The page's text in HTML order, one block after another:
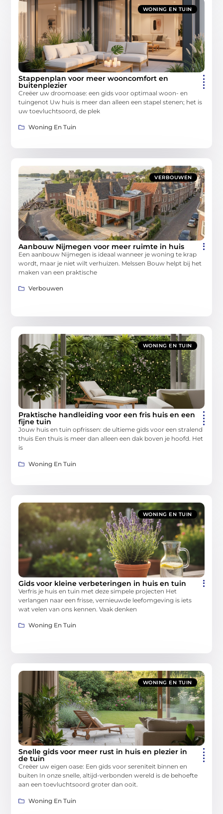
WONING EN TUIN
Stappenplan voor meer wooncomfort en
buitenplezier
Creëer uw droomoase: een gids voor optimaal woon- en
tuingenot Uw huis is meer dan alleen een stapel stenen; het is
uw toevluchtsoord, de plek
Woning En Tuin
VERBOUWEN
Aanbouw Nijmegen voor meer ruimte in huis
Een aanbouw Nijmegen is ideaal wanneer je woning te krap
wordt, maar je niet wilt verhuizen. Melssen Bouw helpt bij het
maken van een praktische
Verbouwen
WONING EN TUIN
Praktische handleiding voor een fris huis en een
fijne tuin
Jouw huis en tuin opfrissen: de ultieme gids voor een stralend
thuis Een thuis is meer dan alleen een dak boven je hoofd. Het
is
Woning En Tuin
WONING EN TUIN
Gids voor kleine verbeteringen in huis en tuin
Verfris je huis en tuin met deze simpele projecten Het
verlangen naar een frisse, vernieuwde leefomgeving is iets
wat velen van ons kennen. Vaak denken
Woning En Tuin
WONING EN TUIN
Snelle gids voor meer rust in huis en plezier in
de tuin
Creëer uw eigen oase: Een gids voor sereniteit binnen en
buiten In onze snelle, altijd-verbonden wereld is de behoefte
aan een toevluchtsoord groter dan ooit.
Woning En Tuin